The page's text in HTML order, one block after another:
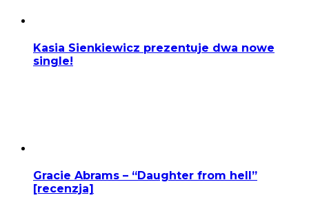
Kasia Sienkiewicz prezentuje dwa nowe
single!
Gracie Abrams – “Daughter from hell”
[recenzja]